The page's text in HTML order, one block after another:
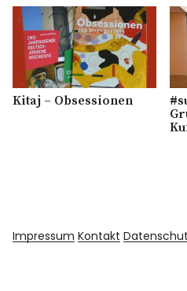
Kitaj – Obsessionen
Impressum Kontakt